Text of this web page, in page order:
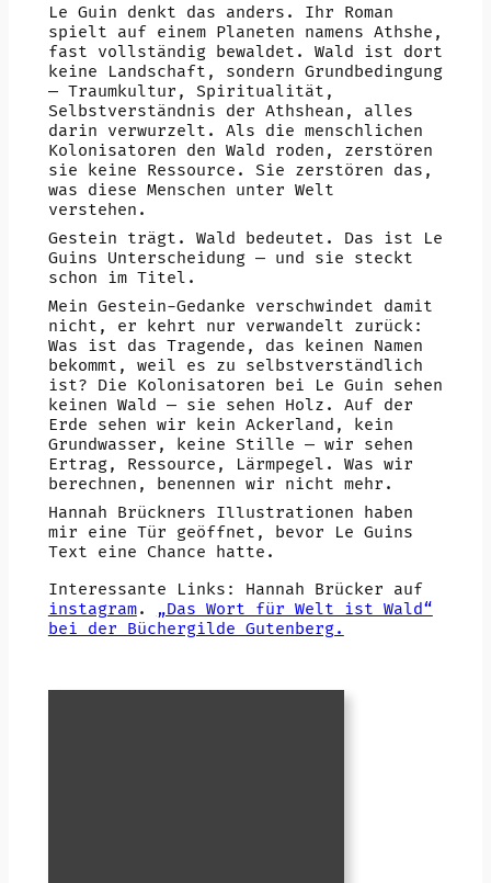
Le Guin denkt das anders. Ihr Roman
spielt auf einem Planeten namens Athshe,
fast vollständig bewaldet. Wald ist dort
keine Landschaft, sondern Grundbedingung
— Traumkultur, Spiritualität,
Selbstverständnis der Athshean, alles
darin verwurzelt. Als die menschlichen
Kolonisatoren den Wald roden, zerstören
sie keine Ressource. Sie zerstören das,
was diese Menschen unter Welt
verstehen.
Gestein trägt. Wald bedeutet. Das ist Le
Guins Unterscheidung — und sie steckt
schon im Titel.
Mein Gestein-Gedanke verschwindet damit
nicht, er kehrt nur verwandelt zurück:
Was ist das Tragende, das keinen Namen
bekommt, weil es zu selbstverständlich
ist? Die Kolonisatoren bei Le Guin sehen
keinen Wald — sie sehen Holz. Auf der
Erde sehen wir kein Ackerland, kein
Grundwasser, keine Stille — wir sehen
Ertrag, Ressource, Lärmpegel. Was wir
berechnen, benennen wir nicht mehr.
Hannah Brückners Illustrationen haben
mir eine Tür geöffnet, bevor Le Guins
Text eine Chance hatte.
Interessante Links: Hannah Brücker auf
instagram.
„Das Wort für Welt ist Wald“
bei der Büchergilde Gutenberg.